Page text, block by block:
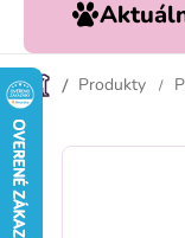
Produkty